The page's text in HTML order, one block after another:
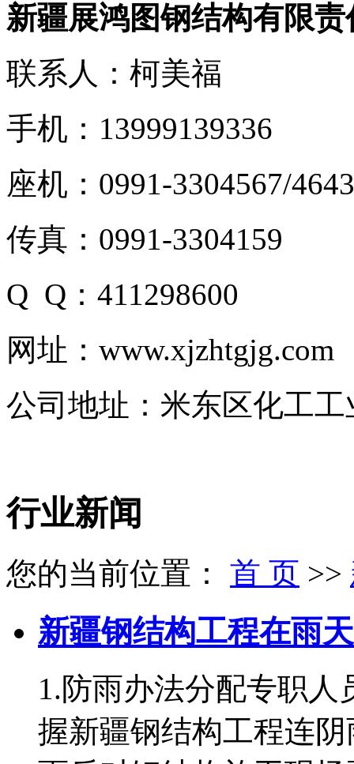
新疆展鸿图钢结构有限责
联系人：柯美福
手机：13999139336
座机：0991-3304567/
传真：0991-3304159
Q Q：411298600
网址：www.xjzhtgjg.com
公司地址：米东区化工
行业新闻
您的当前位置： 首 页 >>
新疆钢结构工程在雨
1.防雨办法分配专职
握新疆钢结构工程连